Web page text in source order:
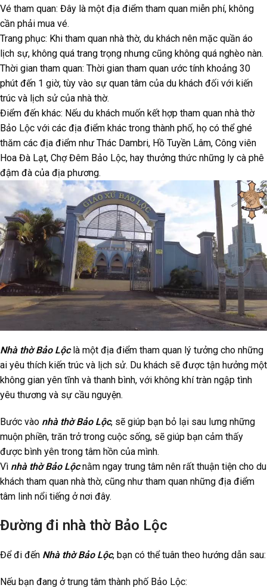
Vé tham quan: Đây là một địa điểm tham quan miễn phí, không
cần phải mua vé.
Trang phục: Khi tham quan nhà thờ, du khách nên mặc quần áo
lịch sự, không quá trang trọng nhưng cũng không quá nghèo nàn.
Thời gian tham quan: Thời gian tham quan ước tính khoảng 30
phút đến 1 giờ, tùy vào sự quan tâm của du khách đối với kiến
trúc và lịch sử của nhà thờ.
Điểm đến khác: Nếu du khách muốn kết hợp tham quan nhà thờ
Bảo Lộc với các địa điểm khác trong thành phố, họ có thể ghé
thăm các địa điểm như Thác Dambri, Hồ Tuyền Lâm, Công viên
Hoa Đà Lạt, Chợ Đêm Bảo Lộc, hay thưởng thức những ly cà phê
đậm đà của địa phương.
Nhà thờ Bảo Lộclà một địa điểm tham quan lý tưởng cho những
ai yêu thích kiến trúc và lịch sử. Du khách sẽ được tận hưởng một
không gian yên tĩnh và thanh bình, với không khí tràn ngập tình
yêu thương và sự cầu nguyện.
Bước vào nhà thờ Bảo Lộc, sẽ giúp bạn bỏ lại sau lưng những
muộn phiền, trăn trở trong cuộc sống, sẽ giúp bạn cảm thấy
được bình yên trong tâm hồn của mình.
Vì nhà thờ Bảo Lộcnằm ngay trung tâm nên rất thuận tiện cho du
khách tham quan nhà thờ, cũng như tham quan những địa điểm
tâm linh nổi tiếng ở nơi đây.
Đường đi nhà thờ Bảo Lộc
Để đi đến Nhà thờ Bảo Lộc, bạn có thể tuân theo hướng dẫn sau:
Nếu bạn đang ở trung tâm thành phố Bảo Lộc: